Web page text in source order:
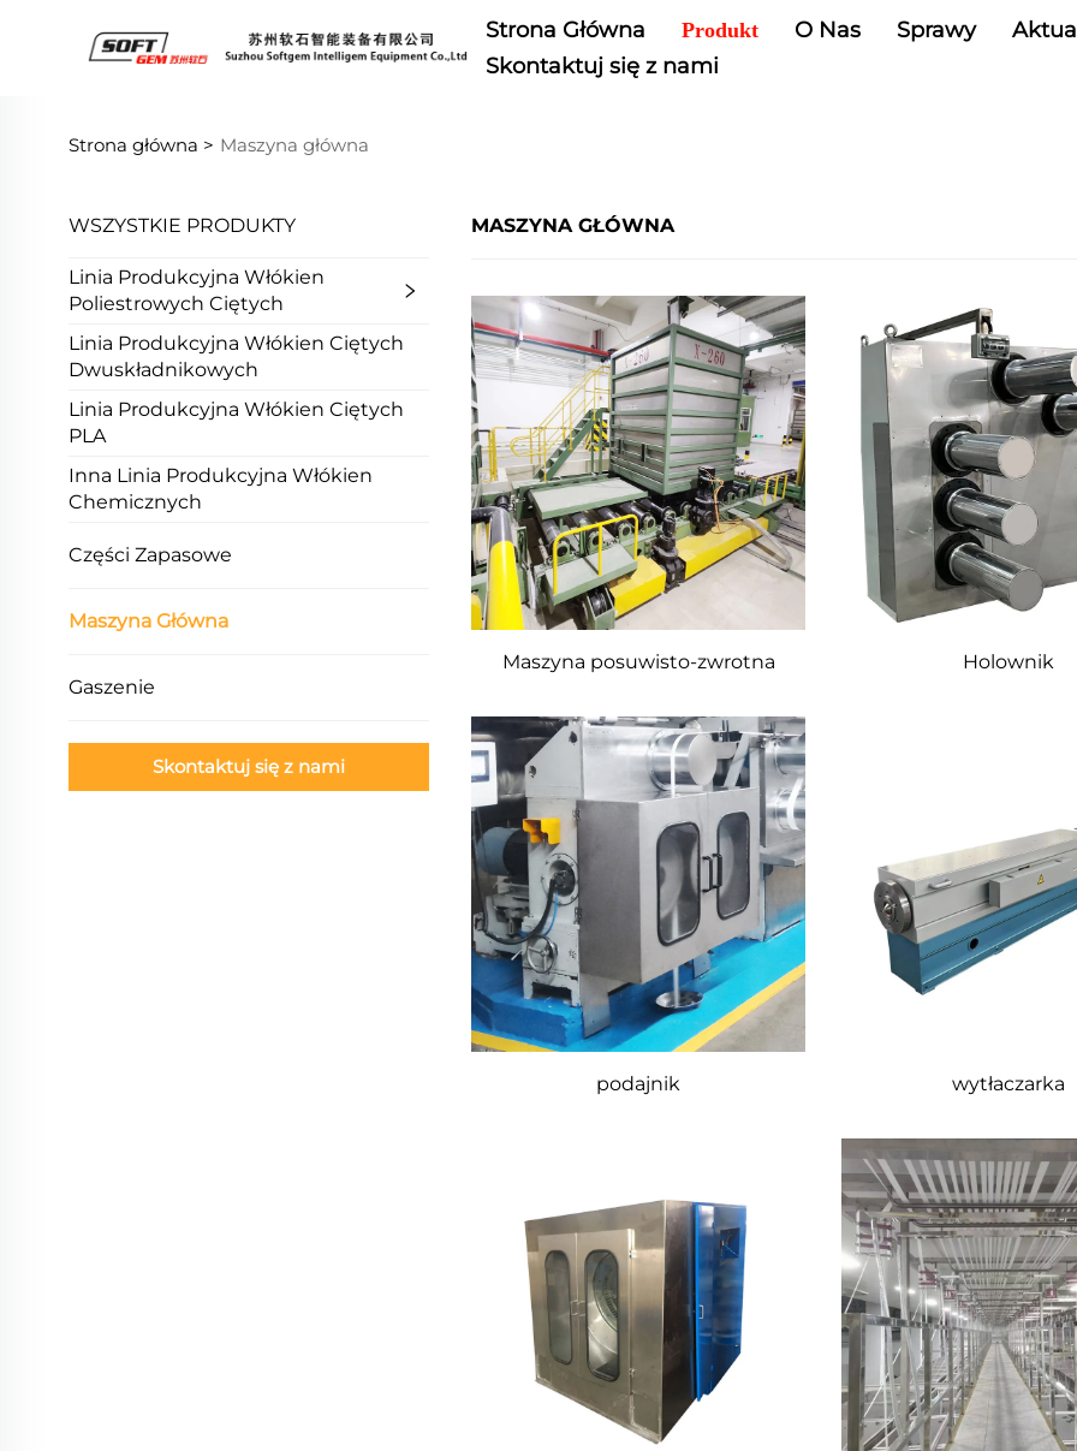
Strona Główna Produkt O Nas Sprawy
Skontaktuj się z nami
Strona główna > Maszyna główna
WSZYSTKIE PRODUKTY
Linia Produkcyjna Włókien
Poliestrowych Ciętych
Linia Produkcyjna Włókien Ciętych
Dwuskładnikowych
Linia Produkcyjna Włókien Ciętych
PLA
Inna Linia Produkcyjna Włókien
Chemicznych
Części Zapasowe
Maszyna Główna
Gaszenie
Skontaktuj się z nami
MASZYNA GŁÓWNA
Maszyna posuwisto-zwrotna Holownik
podajnik wytłaczarka